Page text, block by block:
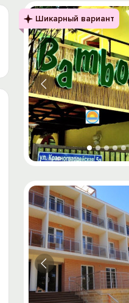
Шикарный вариант